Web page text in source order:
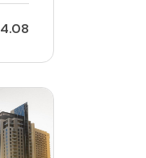
4.08